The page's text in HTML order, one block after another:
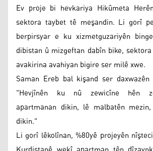
Ev proje bi hevkariya Hikûmeta
sektora taybet tê meşandin. Li gorî
berpirsyar e ku xizmetguzariyên
dibistan û mizgeftan dabîn bike,
avakirina avahiyan bigire ser milê xwe.
Saman Ereb bal kişand ser
"Hevjînên ku nû zewicîne hên
apartmanan dikin, lê malbatên
dikin."
Li gorî lêkolînan, %80yê projeyên